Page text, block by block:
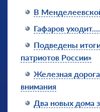
В
Гафаров
Подведены
патриотов России»
Железная
внимания
Два новых дома